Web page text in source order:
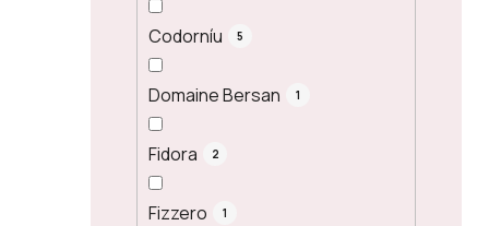
Codorníu 5
Domaine Bersan 1
Fidora 2
Fizzero 1